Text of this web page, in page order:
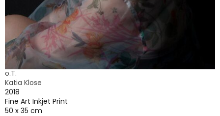
o.T.
Katia Klose
2018
Fine Art Inkjet Print
50 x 35 cm